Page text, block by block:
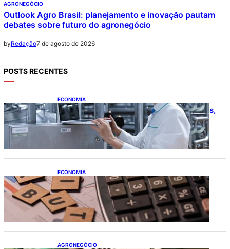
AGRONEGÓCIO
Outlook Agro Brasil: planejamento e inovação pautam
debates sobre futuro do agronegócio
byRedação7 de agosto de 2026
POSTS RECENTES
ECONOMIA
CNI: indústria investe em máquinas novas,
mas modernização tecnológica avança
lentamente
ECONOMIA
Após pedido de entidades empresariais,
Receita flexibiliza regras da Reforma
Tributária
AGRONEGÓCIO